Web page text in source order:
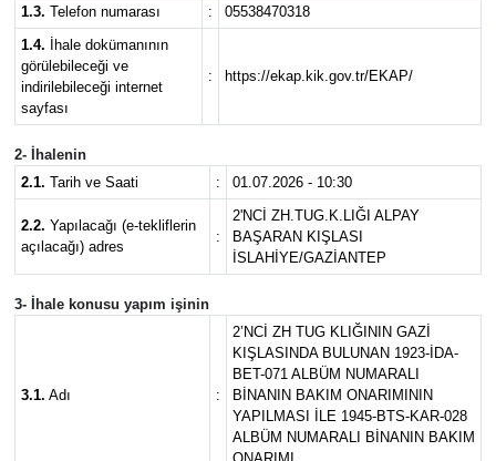
1.3. Telefon numarası :
05538470318
1.4. İhale dokümanının
görülebileceği ve
indirilebileceği internet
sayfası
: https://ekap.kik.gov.tr/EKAP/
2- İhalenin
2.1. Tarih ve Saati : 01.07.2026 - 10:30
2.2. Yapılacağı (e-tekliflerin
açılacağı) adres
:
2'NCİ ZH.TUG.K.LIĞI ALPAY
BAŞARAN KIŞLASI
İSLAHİYE/GAZİANTEP
3- İhale konusu yapım işinin
3.1. Adı :
2’NCİ ZH TUG KLIĞININ GAZİ
KIŞLASINDA BULUNAN 1923-İDA-
BET-071 ALBÜM NUMARALI
BİNANIN BAKIM ONARIMININ
YAPILMASI İLE 1945-BTS-KAR-028
ALBÜM NUMARALI BİNANIN BAKIM